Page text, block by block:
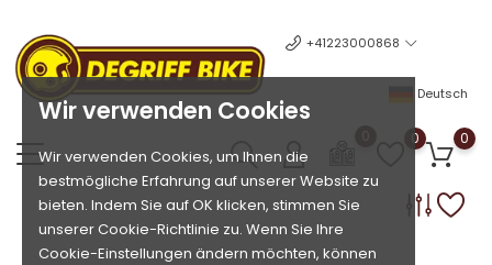
Wir verwenden Cookies
Wir verwenden Cookies, um Ihnen die
bestmögliche Erfahrung auf unserer Website zu
bieten. Indem Sie auf OK klicken, stimmen Sie
unserer Cookie-Richtlinie zu. Wenn Sie Ihre
Cookie-Einstellungen ändern möchten, können
+41223000868
Deutsch
0 0